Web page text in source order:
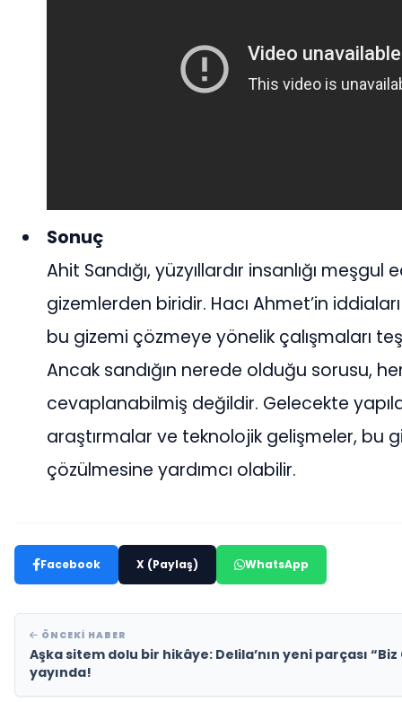
Sonuç
Ahit Sandığı, yüzyıllardır insanlığı
gizemlerden biridir. Hacı Ahmet’in
bu gizemi çözmeye yönelik çalışmaları
Ancak sandığın nerede olduğu sorusu,
cevaplanabilmiş değildir. Gelecekte
araştırmalar ve teknolojik gelişmeler, bu
çözülmesine yardımcı olabilir.
Facebook X (Paylaş) WhatsApp
ÖNCEKI HABER
Aşka sitem dolu bir hikâye: Delila’nın yeni parçası “Biz
yayında!